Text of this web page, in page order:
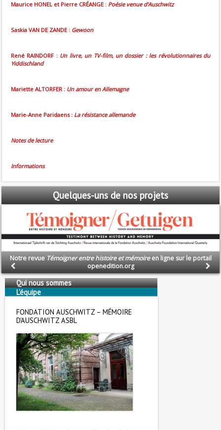
Maurice HONEL et Pierre CRÉANGE : Poésie venue d’Auschwitz
Saskia VAN DE ZANDE : Gewoon
René RAINDORF : Un livre, un TV-film, un dossier : les révolutionnaires du
Yiddischland
Mariette ALTORFER : Un amour en Allemagne
Marie-Anne Paridaens : La résistance allemande
Notes de lecture
Informations
Quelques-unsde nos projets
Notre revue Témoigner entre histoire et mémoireen ligne sur le portail
openedition.org
Qui nous sommes
L'équipe
FONDATION AUSCHWITZ – MÉMOIRE
D'AUSCHWITZ ASBL